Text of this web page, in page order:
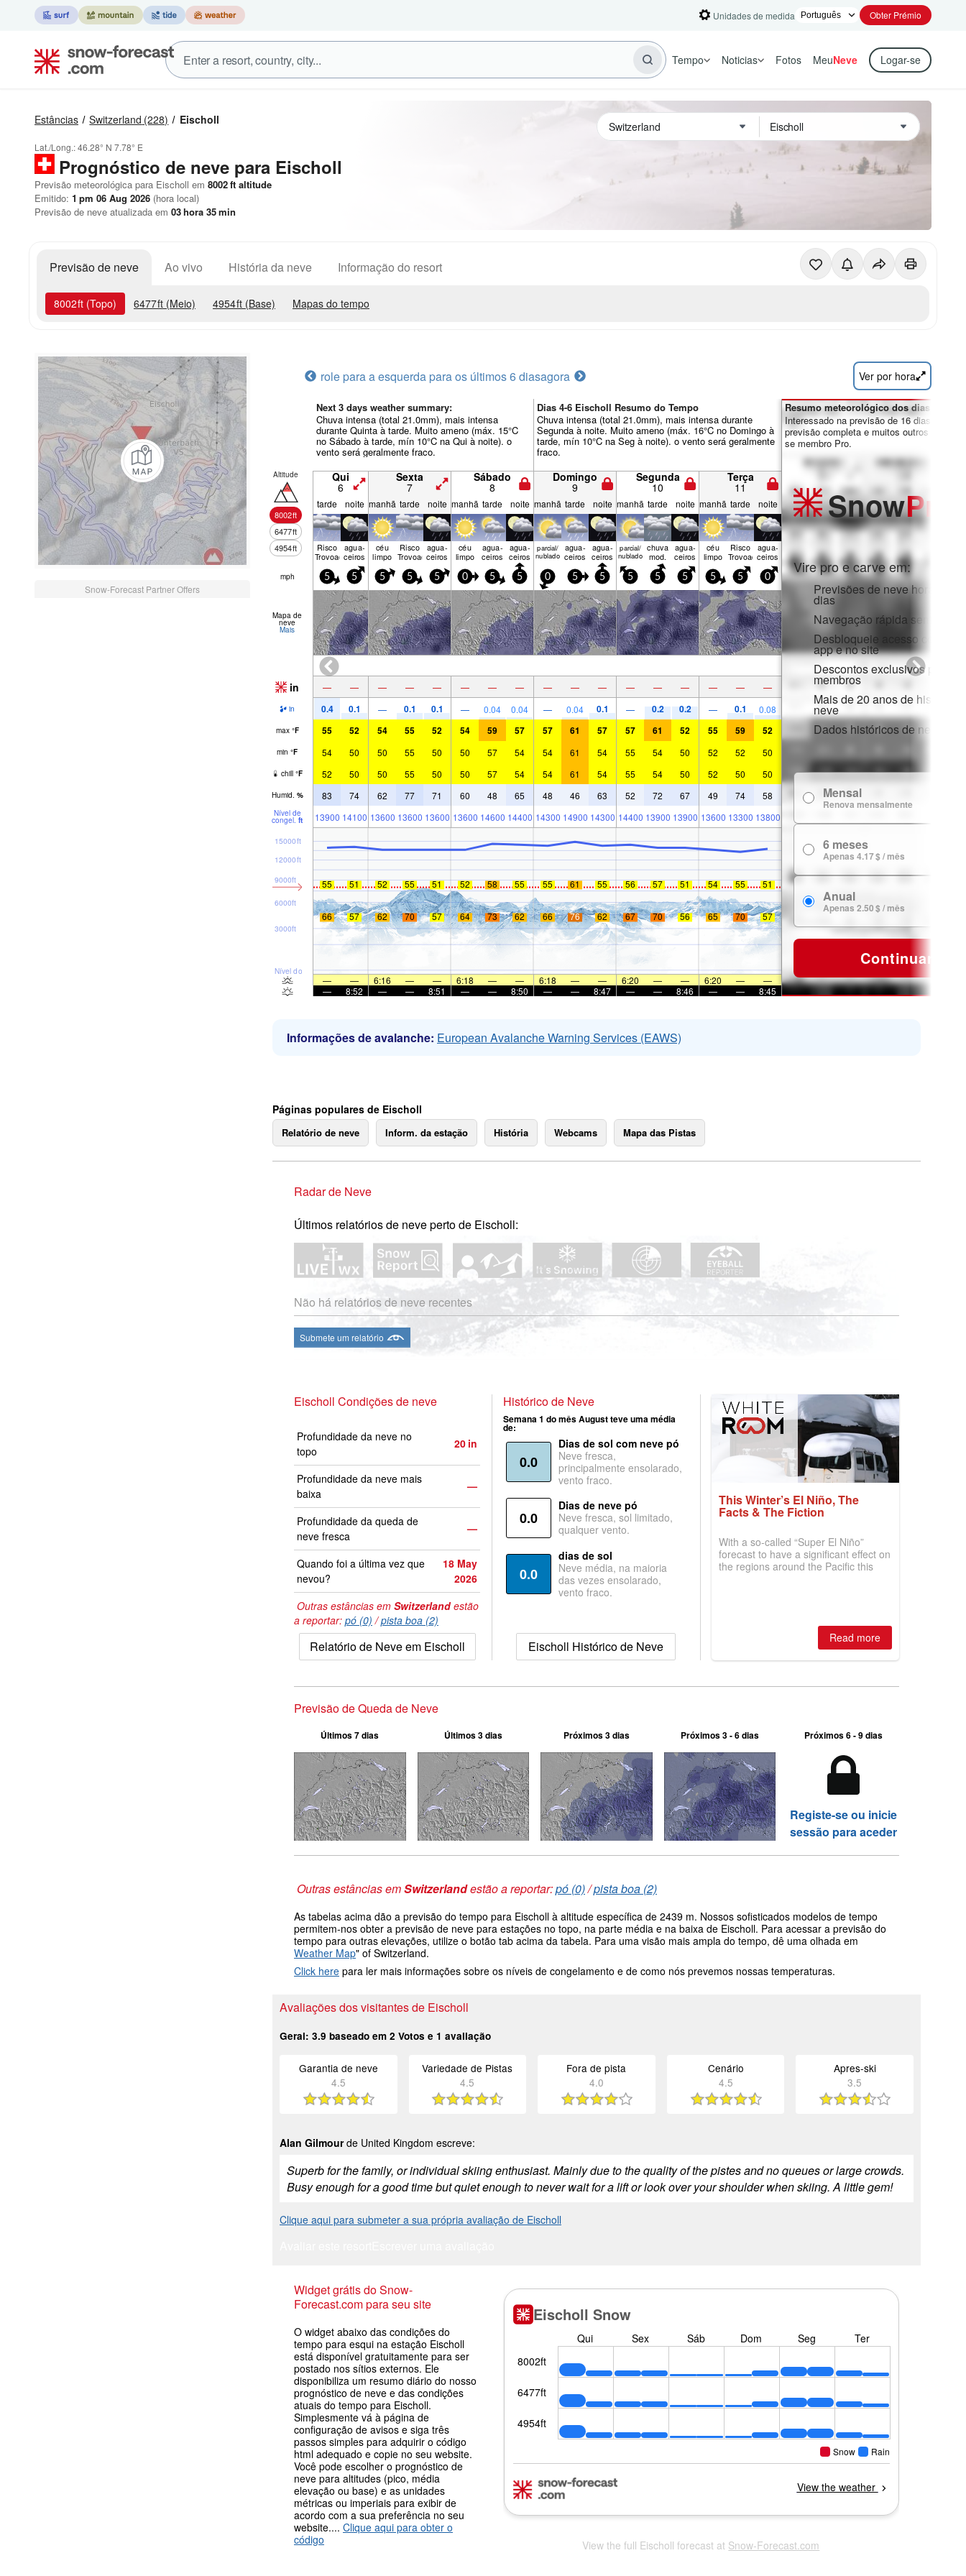
Unidades de medida Obter Prémio
Tempo Noticias Fotos MeuNeve Logar-se
Estâncias Switzerland (228) Eischoll
Lat./Long.:46.28° N 7.78° E
Prognóstico de neve para Eischoll
Previsão meteorológica para Eischoll em 8002ft altitude
Emitido: 1 pm 06 Aug 2026 (hora local)
Previsão de neve atualizada em 03hora 35min
Previsão de neve Ao vivo História da neve Informação do resort
8002ft (Topo) 6477ft (Meio) 4954ft (Base) Mapas do tempo
Snow-Forecast Partner Offers
role para a esquerda para os últimos 6 diasagora Ver por hora
Next 3 days weather summary:
Chuva intensa (total 21.0mm), mais intensa
durante Quinta à tarde. Muito ameno (máx. 15°C
no Sábado à tarde, mín 10°C na Qui à noite). o
vento será geralmente fraco.
Dias 4-6 Eischoll Resumo do Tempo
Chuva intensa (total 21.0mm), mais intensa durante
Segunda à noite. Muito ameno (máx. 16°C no Domingo à
tarde, mín 10°C na Seg à noite). o vento será geralmente
fraco.
Altitude
8002ft
6477ft
4954ft
Qui
6
Sexta
7
Sábado
8
Domingo
9
Segunda
10
Terça
11
tarde noite manhã tarde noite manhã tarde noite manhã tarde noite manhã tarde noite manhã tarde noite
Risco
Trovoada
agua­
ceiros
céu
limpo
Risco
Trovoada
agua­
ceiros
céu
limpo
agua­
ceiros
agua­
ceiros
parcial/
nublado
agua­
ceiros
agua­
ceiros
parcial/
nublado
chuva
mod.
agua­
ceiros
céu
limpo
Risco
Trovoada
agua­
ceiros
mph 5 5 5 5 5 0 5 5 0 5 5 5 5 5 5 5 0
Mapa de
neve
Mais
in — — — — — — — — — — — — — — — — —
in 0.4 0.1 — 0.1 0.1 — 0.04 0.04 — 0.04 0.1 — 0.2 0.2 — 0.1 0.08
max °F 55 52 54 55 52 54 59 57 57 61 57 57 61 52 55 59 52
min °F 54 50 50 55 50 50 57 54 54 61 54 55 54 50 52 52 50
chill °F 52 50 50 55 50 50 57 54 54 61 54 55 54 50 52 50 50
Humid. % 83 74 62 77 71 60 48 65 48 46 63 52 72 67 49 74 58
Nível de
congel. ft 13900 14100 13600 13600 13600 13600 14600 14400 14300 14900 14300 14400 13900 13900 13600 13300 13800
Nível do mar
3000ft
6000ft
9000ft
12000ft
15000ft
55 51 52 55 51 52 58 55 55 61 55 56 57 51 54 55 51
66 57 62 70 57 64 73 62 66 76 62 67 70 56 65 70 57
— — 6:16 — — 6:18 — — 6:18 — — 6:20 — — 6:20 —
—
—
8:52 — — 8:51 — — 8:50 — — 8:47 — — 8:46 — — 8:45
Resumo meteorológico dos dias 7-16:
Interessado na previsão de 16 dias?
previsão completa e muitos outros
se membro Pro.
SnowPro
Vire pro e carve em:
Previsões de neve horárias e
dias
Navegação rápida sem
Desbloqueie acesso
app e no site
Descontos exclusivos para
membros
Mais de 20 anos de histórico
neve
Dados históricos de neve
Mensal
Renova mensalmente
6 meses
Apenas 4.17 $ / mês
Anual
Apenas 2.50 $ / mês
Continuar
Informações de avalanche: European Avalanche Warning Services (EAWS)
Páginas populares de Eischoll
Relatório de neve Inform. da estação História Webcams Mapa das Pistas
Radar de Neve
Últimos relatórios de neve perto de Eischoll:
Não há relatórios de neve recentes
Submete um relatório
Eischoll Condições de neve
Profundidade da neve no
topo
20 in
Profundidade da neve mais
baixa
—
Profundidade da queda de
neve fresca
—
Quando foi a última vez que
nevou?
18 May
2026
Outras estâncias em Switzerlandestão
a reportar: pó (0) /pista boa (2)
Relatório de Neve em Eischoll
Histórico de Neve
Semana 1 do mês August teve uma média
de:
0.0
Dias de sol com neve pó
Neve fresca,
principalmente ensolarado,
vento fraco.
0.0
Dias de neve pó
Neve fresca, sol limitado,
qualquer vento.
0.0
dias de sol
Neve média, na maioria
das vezes ensolarado,
vento fraco.
Eischoll Histórico de Neve
This Winter’s El Niño, The
Facts & The Fiction
With a so-called “Super El Niño”
forecast to have a significant effect on
the regions around the Pacific this
Read more
Previsão de Queda de Neve
Últimos 7 dias Últimos 3 dias Próximos 3 dias Próximos 3 - 6 dias Próximos 6 - 9 dias
Registe-se ou inicie
sessão para aceder
Outras estâncias emSwitzerlandestão a reportar:pó (0)/pista boa (2)
As tabelas acima dão a previsão do tempo para Eischoll à altitude específica de 2439 m. Nossos sofisticados modelos de tempo
permitem-nos obter a previsão de neve para estações no topo, na parte média e na baixa de Eischoll. Para acessar a previsão do
tempo para outras elevações, utilize o botão tab acima da tabela. Para uma visão mais ampla do tempo, dê uma olhada em
Weather Map" of Switzerland.
Click here para ler mais informações sobre os níveis de congelamento e de como nós prevemos nossas temperaturas.
Avaliações dos visitantes de Eischoll
Geral: 3.9 baseado em 2 Votos e 1 avaliação
Garantia de neve
4.5
Variedade de Pistas
4.5
Fora de pista
4.0
Cenário
4.5
Apres-ski
3.5
Alan Gilmourde United Kingdom escreve:
Superb for the family, or individual skiing enthusiast. Mainly due to the quality of the pistes and no queues or large crowds.
Busy enough for a good time but quiet enough to never wait for a lift or look over your shoulder when skiing. A little gem!
Clique aqui para submeter a sua própria avaliação de Eischoll
Widget grátis do Snow-
Forecast.com para seu site
O widget abaixo das condições do
tempo para esqui na estação Eischoll
está disponível gratuitamente para ser
postado nos sítios externos. Ele
disponibiliza um resumo diário do nosso
prognóstico de neve e das condições
atuais do tempo para Eischoll.
Simplesmente vá à página de
configuração de avisos e siga três
passos simples para adquirir o código
html adequado e copie no seu website.
Você pode escolher o prognóstico de
neve para altitudes (pico, média
elevação ou base) e as unidades
métricas ou imperiais para exibir de
acordo com a sua preferência no seu
website.... Clique aqui para obter o
código
View the full Eischoll forecast at Snow-Forecast.com